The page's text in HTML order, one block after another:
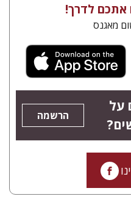
אתכם לדרך!
מאגנס
על
הרשמה